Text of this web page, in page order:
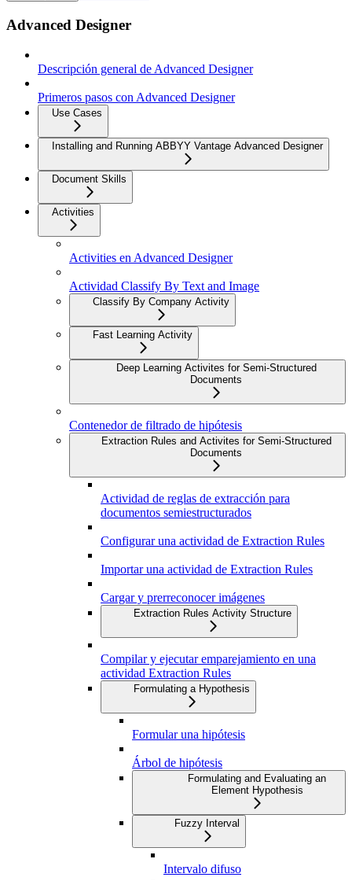
Advanced Designer
Descripción general de Advanced Designer
Primeros pasos con Advanced Designer
Use Cases
Installing and Running ABBYY Vantage Advanced Designer
Document Skills
Activities
Activities en Advanced Designer
Actividad Classify By Text and Image
Classify By Company Activity
Fast Learning Activity
Deep Learning Activites for Semi-Structured
Documents
Contenedor de filtrado de hipótesis
Extraction Rules and Activites for Semi-Structured
Documents
Actividad de reglas de extracción para
documentos semiestructurados
Configurar una actividad de Extraction Rules
Importar una actividad de Extraction Rules
Cargar y prerreconocer imágenes
Extraction Rules Activity Structure
Compilar y ejecutar emparejamiento en una
actividad Extraction Rules
Formulating a Hypothesis
Formular una hipótesis
Árbol de hipótesis
Formulating and Evaluating an
Element Hypothesis
Fuzzy Interval
Intervalo difuso